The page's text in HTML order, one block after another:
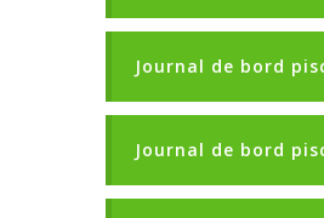
Journal de bord
Journal de bord